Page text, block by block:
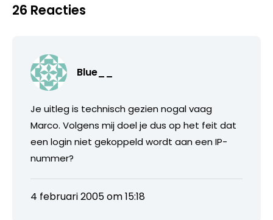
26 Reacties
Blue__
Je uitleg is technisch gezien nogal vaag
Marco. Volgens mij doel je dus op het feit dat
een login niet gekoppeld wordt aan een IP-
nummer?
4 februari 2005 om 15:18